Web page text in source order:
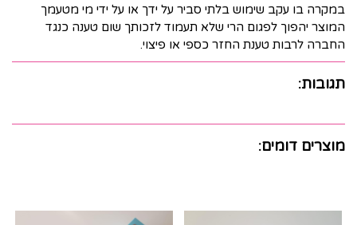
במקרה בו עקב שימוש בלתי סביר על ידך או על ידי מי מטעמך
המוצר יהפוך לפגום הרי שלא תעמוד לזכותך שום טענה כנגד
החברה לרבות טענת החזר כספי או פיצוי.
תגובות:
מוצרים דומים: